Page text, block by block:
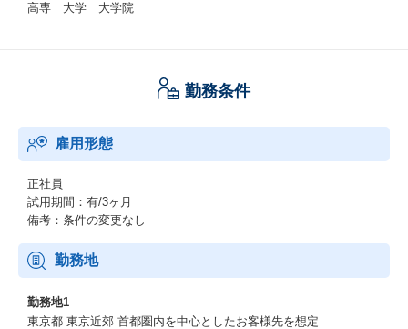
高専 大学 大学院
勤務条件
雇用形態
正社員
試用期間：有/3ヶ月
備考：条件の変更なし
勤務地
勤務地1
東京都 東京近郊 ⾸都圏内を中⼼としたお客様先を想定